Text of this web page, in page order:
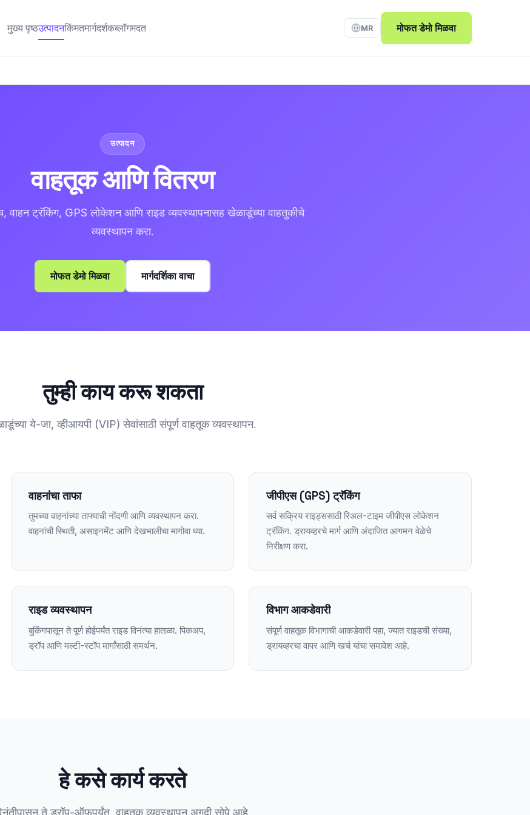
मुख्य पृष्ठउत्पादनकिंमतमार्गदर्शकब्लॉगमदत MR मोफत डेमो मिळवा
उत्पादन
वाहतूक आणि वितरण
वाहन ट्रॅकिंग, GPS लोकेशन आणि राइड व्यवस्थापनासह खेळाडूंच्या वाहतुकीचे
व्यवस्थापन करा.
मोफत डेमो मिळवा मार्गदर्शिका वाचा
तुम्ही काय करू शकता
ये-जा, व्हीआयपी (VIP) सेवांसाठी संपूर्ण वाहतूक व्यवस्थापन.
वाहनांचा ताफा
तुमच्या वाहनांच्या ताफ्याची नोंदणी आणि व्यवस्थापन करा.
वाहनांची स्थिती, असाइनमेंट आणि देखभालीचा मागोवा घ्या.
जीपीएस (GPS) ट्रॅकिंग
सर्व सक्रिय राइड्ससाठी रिअल-टाइम जीपीएस लोकेशन
ट्रॅकिंग. ड्रायव्हरचे मार्ग आणि अंदाजित आगमन वेळेचे
निरीक्षण करा.
राइड व्यवस्थापन
बुकिंगपासून ते पूर्ण होईपर्यंत राइड विनंत्या हाताळा. पिकअप,
ड्रॉप आणि मल्टी-स्टॉप मार्गांसाठी समर्थन.
विभाग आकडेवारी
संपूर्ण वाहतूक विभागाची आकडेवारी पहा, ज्यात राइडची संख्या,
ड्रायव्हरचा वापर आणि खर्च यांचा समावेश आहे.
हे कसे कार्य करते
ते ड्रॉप-ऑफपर्यंत, वाहतूक व्यवस्थापन अगदी सोपे आहे.